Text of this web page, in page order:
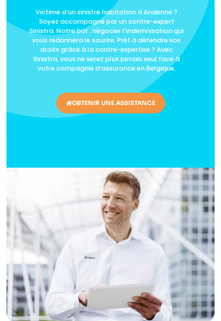
Victime d’un sinistre habitation à Andenne ?
Soyez accompagné par un contre-expert
Sinistra. Notre but : négocier l’indemnisation qui
vous redonnera le sourire. Prêt à défendre vos
droits grâce à la contre-expertise ? Avec
Sinistra, vous ne serez plus jamais seul face à
votre compagnie d’assurance en Belgique.
OBTENIR UNE ASSISTANCE